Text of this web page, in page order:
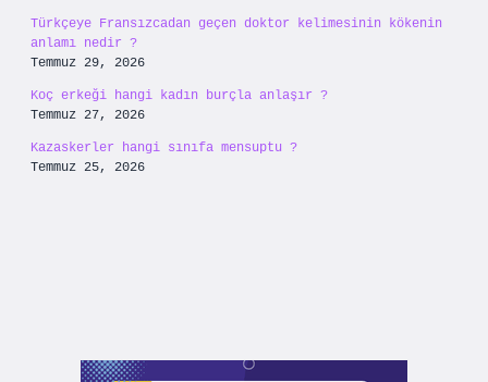
Türkçeye Fransızcadan geçen doktor kelimesinin kökenin
anlamı nedir ?
Temmuz 29, 2026
Koç erkeği hangi kadın burçla anlaşır ?
Temmuz 27, 2026
Kazaskerler hangi sınıfa mensuptu ?
Temmuz 25, 2026